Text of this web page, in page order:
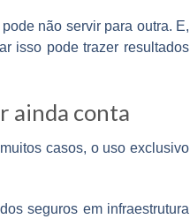
não servir para outra. E,
isso pode trazer resultados
ainda conta
casos, o uso exclusivo
seguros em infraestrutura